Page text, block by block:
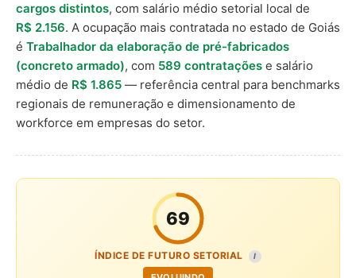
cargos distintos, com salário médio setorial local de
R$ 2.156. A ocupação mais contratada no estado de Goiás
é Trabalhador da elaboração de pré-fabricados
(concreto armado), com 589 contratações e salário
médio de R$ 1.865 — referência central para benchmarks
regionais de remuneração e dimensionamento de
workforce em empresas do setor.
69
ÍNDICE DE FUTURO SETORIAL I